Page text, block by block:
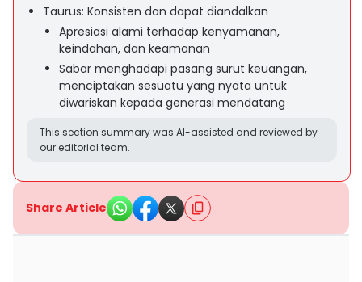
Taurus: Konsisten dan dapat diandalkan
Apresiasi alami terhadap kenyamanan,
keindahan, dan keamanan
Sabar menghadapi pasang surut keuangan,
menciptakan sesuatu yang nyata untuk
diwariskan kepada generasi mendatang
This section summary was AI-assisted and reviewed by
our editorial team.
Share Article